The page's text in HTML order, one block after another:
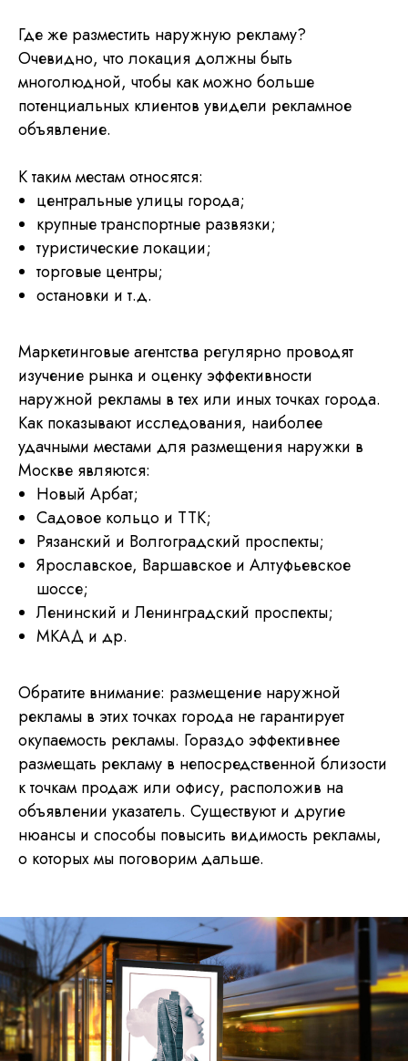
Где же разместить наружную рекламу?
Очевидно, что локация должны быть
многолюдной, чтобы как можно больше
потенциальных клиентов увидели рекламное
объявление.
К таким местам относятся:
центральные улицы города;
крупные транспортные развязки;
туристические локации;
торговые центры;
остановки и т.д.
Маркетинговые агентства регулярно проводят
изучение рынка и оценку эффективности
наружной рекламы в тех или иных точках города.
Как показывают исследования, наиболее
удачными местами для размещения наружки в
Москве являются:
Новый Арбат;
Садовое кольцо и ТТК;
Рязанский и Волгоградский проспекты;
Ярославское, Варшавское и Алтуфьевское
шоссе;
Ленинский и Ленинградский проспекты;
МКАД и др.
Обратите внимание: размещение наружной
рекламы в этих точках города не гарантирует
окупаемость рекламы. Гораздо эффективнее
размещать рекламу в непосредственной близости
к точкам продаж или офису, расположив на
объявлении указатель. Существуют и другие
нюансы и способы повысить видимость рекламы,
о которых мы поговорим дальше.